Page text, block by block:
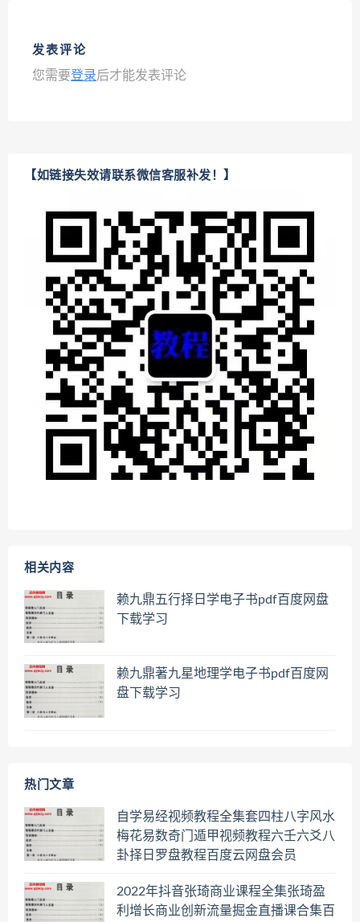
发表评论
您需要登录后才能发表评论
【如链接失效请联系微信客服补发！】
相关内容
赖九鼎五行择日学电子书pdf百度网盘
下载学习
赖九鼎著九星地理学电子书pdf百度网
盘下载学习
热门文章
自学易经视频教程全集套四柱八字风水
梅花易数奇门遁甲视频教程六壬六爻八
卦择日罗盘教程百度云网盘会员
2022年抖音张琦商业课程全集张琦盈
利增长商业创新流量掘金直播课合集百